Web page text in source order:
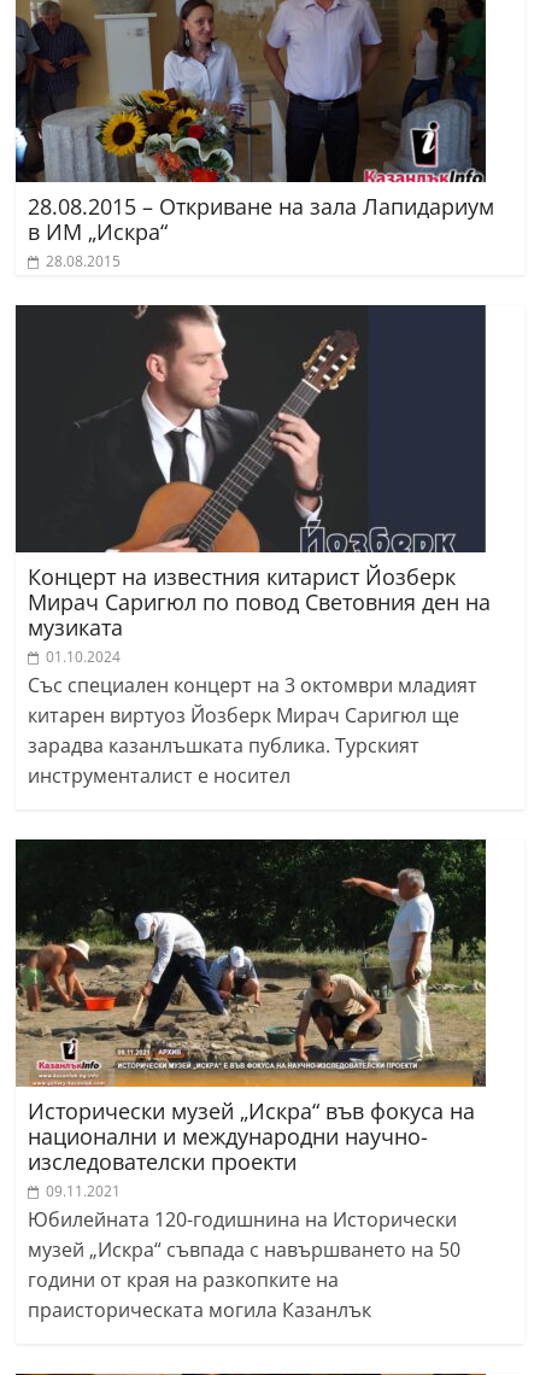
28.08.2015 – Откриване на зала Лапидариум
в ИМ „Искра“
28.08.2015
Концерт на известния китарист Йозберк
Мирач Саригюл по повод Световния ден на
музиката
01.10.2024
Със специален концерт на 3 октомври младият
китарен виртуоз Йозберк Мирач Саригюл ще
зарадва казанлъшката публика. Турският
инструменталист е носител
Исторически музей „Искра“ във фокуса на
национални и международни научно-
изследователски проекти
09.11.2021
Юбилейната 120-годишнина на Исторически
музей „Искра“ съвпада с навършването на 50
години от края на разкопките на
праисторическата могила Казанлък